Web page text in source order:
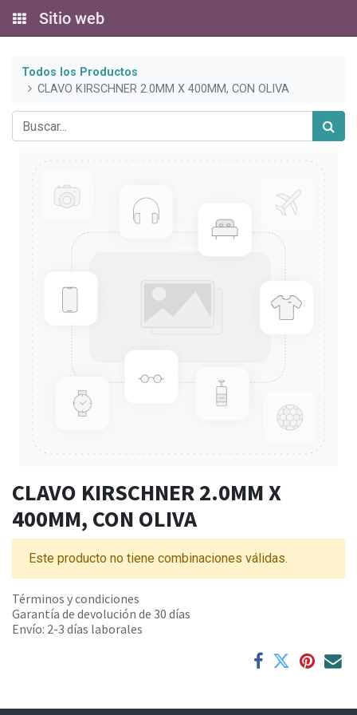
Sitio web
Todos los Productos
CLAVO KIRSCHNER 2.0MM X 400MM, CON OLIVA
CLAVO KIRSCHNER 2.0MM X
400MM, CON OLIVA
Este producto no tiene combinaciones válidas.
Términos y condiciones
Garantía de devolución de 30 días
Envío: 2-3 días laborales